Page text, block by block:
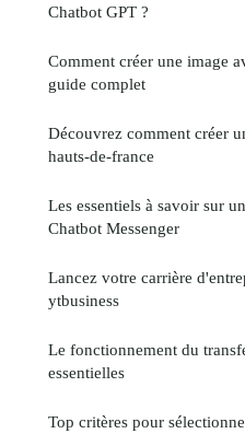
Chatbot GPT ?
Comment créer une image
guide complet
Découvrez comment créer
hauts-de-france
Les essentiels à savoir sur
Chatbot Messenger
Lancez votre carrière
ytbusiness
Le fonctionnement du
essentielles
Top critères pour